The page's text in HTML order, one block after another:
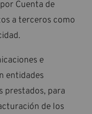
Cuenta de
a terceros como
e
entidades
prestados, para
de los